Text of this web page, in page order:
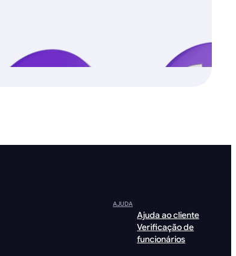
AJUDA
Ajuda ao cliente
Verificação de
funcionários